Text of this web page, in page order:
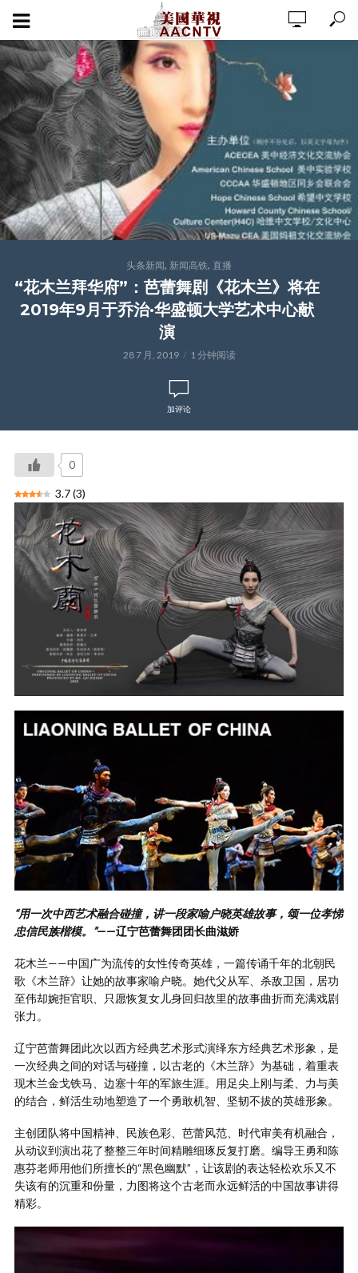
头条新闻, 新闻高铁, 直播
“花木兰拜华府”：芭蕾舞剧《花木兰》将在
2019年9月于乔治·华盛顿大学艺术中心献
演
28 7 月, 2019 1 分钟阅读
加评论
0
3.7(3)
“用一次中西艺术融合碰撞，讲一段家喻户晓英雄故事，颂一位孝悌
忠信民族楷模。”——辽宁芭蕾舞团团长曲滋娇
花木兰——中国广为流传的女性传奇英雄，一篇传诵千年的北朝民
歌《木兰辞》让她的故事家喻户晓。她代父从军、杀敌卫国，居功
至伟却婉拒官职、只愿恢复女儿身回归故里的故事曲折而充满戏剧
张力。
辽宁芭蕾舞团此次以西方经典艺术形式演绎东方经典艺术形象，是
一次经典之间的对话与碰撞，以古老的《木兰辞》为基础，着重表
现木兰金戈铁马、边塞十年的军旅生涯。用足尖上刚与柔、力与美
的结合，鲜活生动地塑造了一个勇敢机智、坚韧不拔的英雄形象。
主创团队将中国精神、民族色彩、芭蕾风范、时代审美有机融合，
从动议到演出花了整整三年时间精雕细琢反复打磨。编导王勇和陈
惠芬老师用他们所擅长的“黑色幽默”，让该剧的表达轻松欢乐又不
失该有的沉重和份量，力图将这个古老而永远鲜活的中国故事讲得
精彩。